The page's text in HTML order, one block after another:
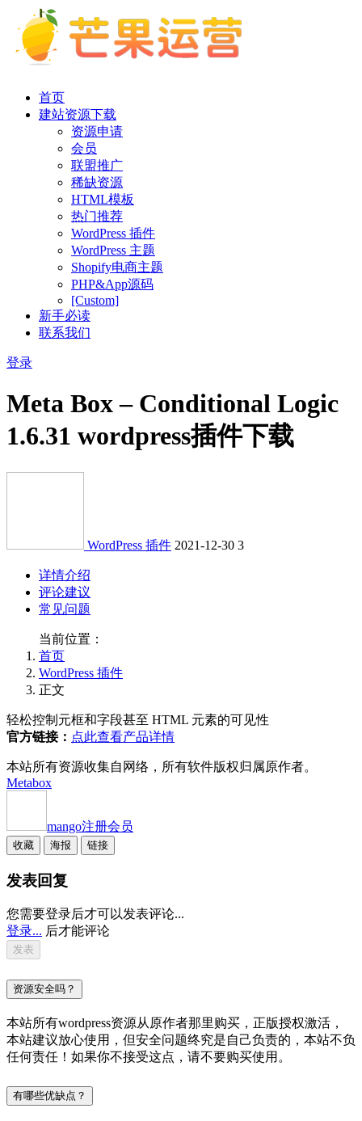
首页
建站资源下载
资源申请
会员
联盟推广
稀缺资源
HTML模板
热门推荐
WordPress 插件
WordPress 主题
Shopify电商主题
PHP&App源码
[Custom]
新手必读
联系我们
登录
Meta Box – Conditional Logic
1.6.31 wordpress插件下载
WordPress 插件 2021-12-30 3
详情介绍
评论建议
常见问题
当前位置：
首页
WordPress 插件
正文
轻松控制元框和字段甚至 HTML 元素的可见性
官方链接： 点此查看产品详情
本站所有资源收集自网络，所有软件版权归属原作者。
Metabox
mango注册会员
收藏 海报 链接
发表回复
您需要登录后才可以发表评论...
登录... 后才能评论
资源安全吗？
本站所有wordpress资源从原作者那里购买，正版授权激活，
本站建议放心使用，但安全问题终究是自己负责的，本站不负
任何责任！如果你不接受这点，请不要购买使用。
有哪些优缺点？